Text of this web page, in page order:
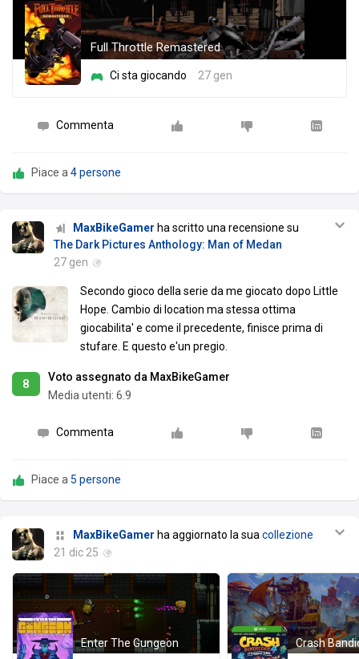
Full Throttle Remastered
Ci sta giocando 27 gen
Commenta
Piace a4 persone
MaxBikeGamer ha scritto una recensione su
The Dark Pictures Anthology: Man of Medan
27 gen
Secondo gioco della serie da me giocato dopo Little
Hope. Cambio di location ma stessa ottima
giocabilita' e come il precedente, finisce prima di
stufare. E questo e'un pregio.
8
Voto assegnato da MaxBikeGamer
Media utenti: 6.9
Commenta
Piace a5 persone
MaxBikeGamer ha aggiornato la suacollezione
21 dic 25
Enter The Gungeon